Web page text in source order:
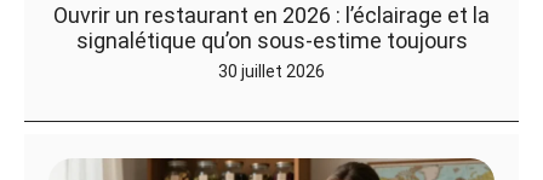
Ouvrir un restaurant en 2026 : l’éclairage et la
signalétique qu’on sous-estime toujours
30 juillet 2026